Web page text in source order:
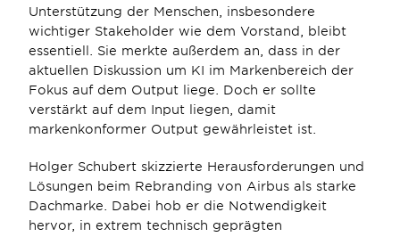
Unterstützung der Menschen, insbesondere
wichtiger Stakeholder wie dem Vorstand, bleibt
essentiell. Sie merkte außerdem an, dass in der
aktuellen Diskussion um KI im Markenbereich der
Fokus auf dem Output liege. Doch er sollte
verstärkt auf dem Input liegen, damit
markenkonformer Output gewährleistet ist.
Holger Schubert skizzierte Herausforderungen und
Lösungen beim Rebranding von Airbus als starke
Dachmarke. Dabei hob er die Notwendigkeit
hervor, in extrem technisch geprägten